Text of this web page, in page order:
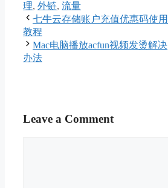
理, 外链, 流量
七牛云存储账户充值优惠码使用
教程
Mac电脑播放acfun视频发烫解决
办法
Leave a Comment